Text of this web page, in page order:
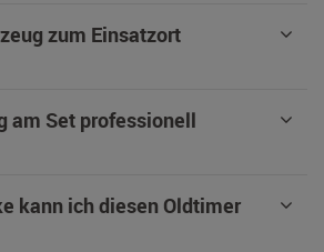
zum Einsatzort
am Set professionell
kann ich diesen Oldtimer